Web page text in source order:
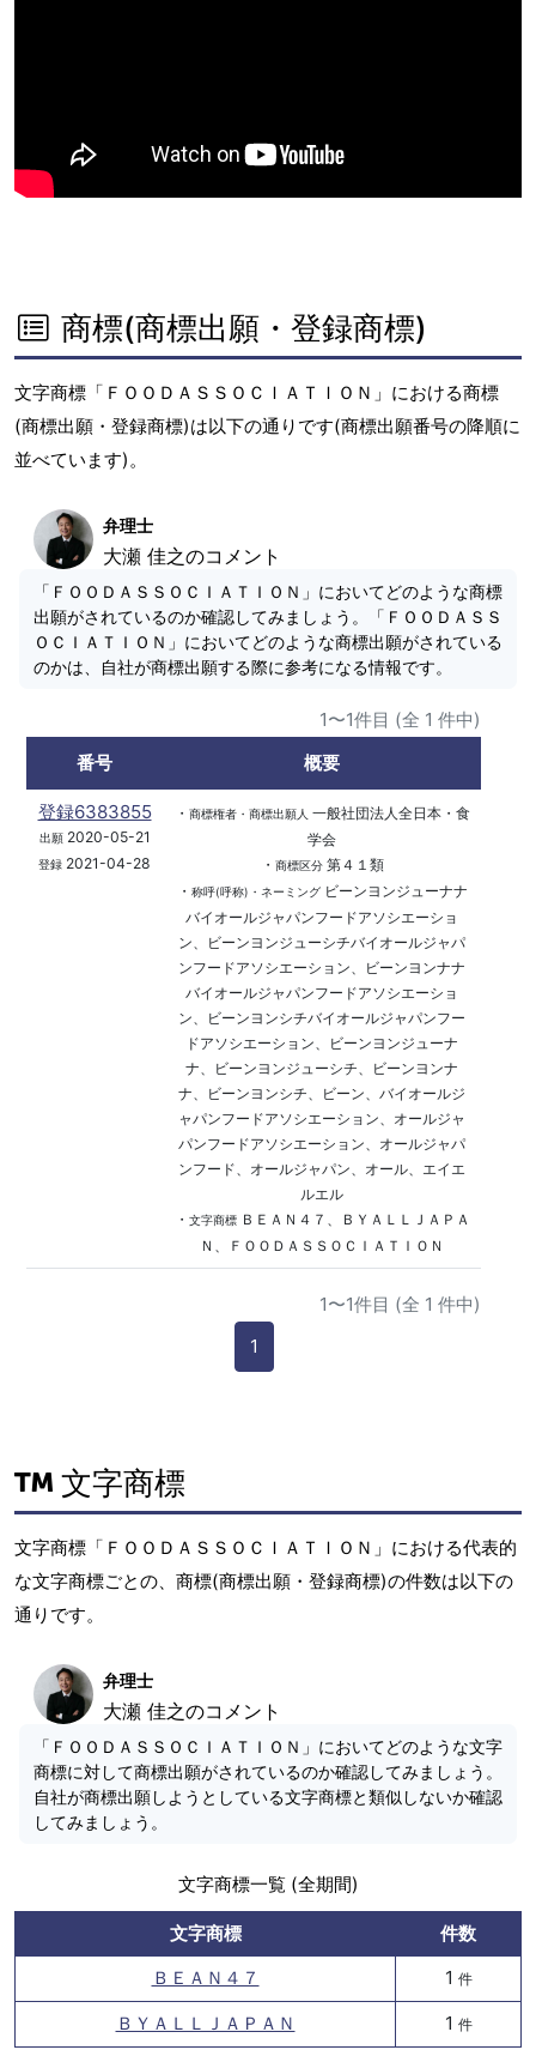
商標(商標出願・登録商標)
文字商標「ＦＯＯＤＡＳＳＯＣＩＡＴＩＯＮ」における商標
(商標出願・登録商標)は以下の通りです(商標出願番号の降順に
並べています)。
弁理士
大瀬 佳之のコメント
「ＦＯＯＤＡＳＳＯＣＩＡＴＩＯＮ」においてどのような商標
出願がされているのか確認してみましょう。「ＦＯＯＤＡＳＳ
ＯＣＩＡＴＩＯＮ」においてどのような商標出願がされている
のかは、自社が商標出願する際に参考になる情報です。
1〜1件目 (全 1 件中)
番号
概要
登録6383855
出願2020-05-21
登録 2021-04-28
・ 商標権者・商標出願人 一般社団法人全日本・食
学会
・ 商標区分第４１類
・ 称呼(呼称)・ネーミングビーンヨンジューナナ
バイオールジャパンフードアソシエーショ
ン、ビーンヨンジューシチバイオールジャパ
ンフードアソシエーション、ビーンヨンナナ
バイオールジャパンフードアソシエーショ
ン、ビーンヨンシチバイオールジャパンフー
ドアソシエーション、ビーンヨンジューナ
ナ、ビーンヨンジューシチ、ビーンヨンナ
ナ、ビーンヨンシチ、ビーン、バイオールジ
ャパンフードアソシエーション、オールジャ
パンフードアソシエーション、オールジャパ
ンフード、オールジャパン、オール、エイエ
ルエル
・ 文字商標ＢＥＡＮ４７、ＢＹＡＬＬＪＡＰＡ
Ｎ、ＦＯＯＤＡＳＳＯＣＩＡＴＩＯＮ
1〜1件目 (全 1 件中)
1
文字商標
文字商標「ＦＯＯＤＡＳＳＯＣＩＡＴＩＯＮ」における代表的
な文字商標ごとの、商標(商標出願・登録商標)の件数は以下の
通りです。
弁理士
大瀬 佳之のコメント
「ＦＯＯＤＡＳＳＯＣＩＡＴＩＯＮ」においてどのような文字
商標に対して商標出願がされているのか確認してみましょう。
自社が商標出願しようとしている文字商標と類似しないか確認
してみましょう。
文字商標一覧 (全期間)
文字商標
件数
ＢＥＡＮ４７
1 件
ＢＹＡＬＬＪＡＰＡＮ 1 件